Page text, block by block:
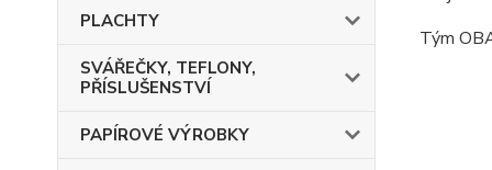
PLACHTY
SVÁŘEČKY, TEFLONY,
PŘÍSLUŠENSTVÍ
PAPÍROVÉ VÝROBKY
Tým